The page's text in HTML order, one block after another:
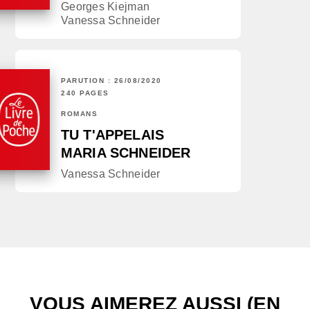
Georges Kiejman
Vanessa Schneider
PARUTION : 26/08/2020
240 PAGES
ROMANS
TU T'APPELAIS
MARIA SCHNEIDER
Vanessa Schneider
VOUS AIMEREZ AUSSI (EN